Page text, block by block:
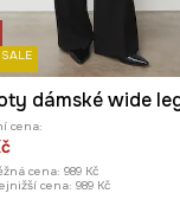
cena:
cena: 989 Kč
cena: 989 Kč